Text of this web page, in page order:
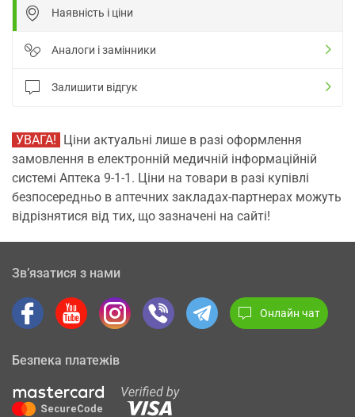
Наявність і ціни
Аналоги і замінники
Залишити відгук
УВАГА! Ціни актуальні лише в разі оформлення
замовлення в електронній медичній інформаційній
системі Аптека 9-1-1. Ціни на товари в разі купівлі
безпосередньо в аптечних закладах-партнерах можуть
відрізнятися від тих, що зазначені на сайті!
Зв’язатися з нами
Онлайн чат
Безпека платежів